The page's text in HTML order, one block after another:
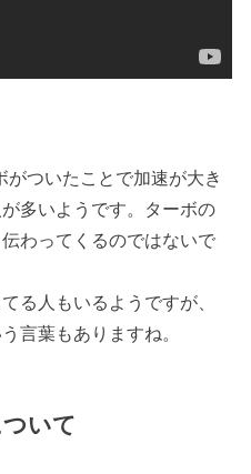
ついたことで加速が大き
多いようです。ターボの
わってくるのではないで
る人もいるようですが、
言葉もありますね。
いて